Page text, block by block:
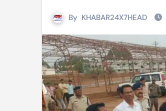
By KHABAR24X7HEAD